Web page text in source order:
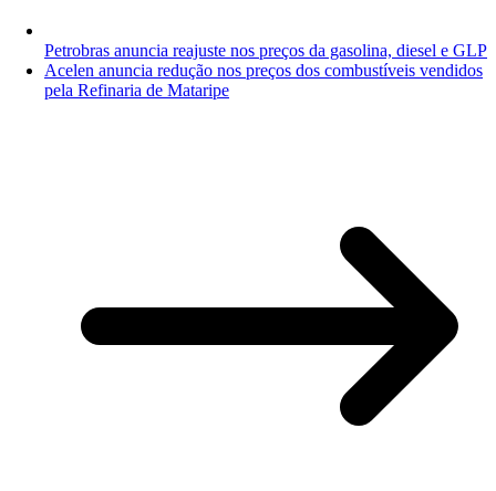
Petrobras anuncia reajuste nos preços da gasolina, diesel e GLP
Acelen anuncia redução nos preços dos combustíveis vendidos
pela Refinaria de Mataripe